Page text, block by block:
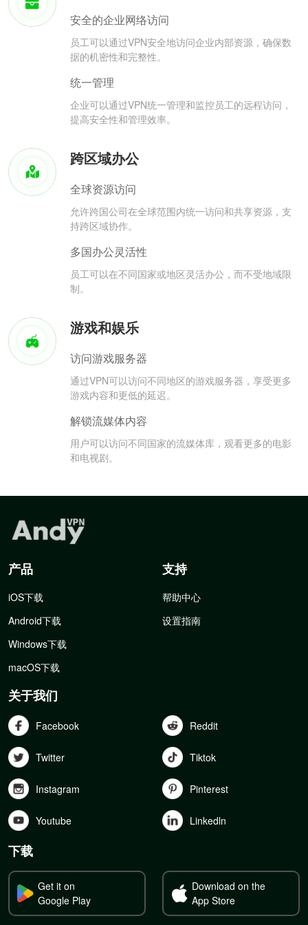
安全的企业网络访问
员工可以通过VPN安全地访问企业内部资源，确保数
据的机密性和完整性。
统一管理
企业可以通过VPN统一管理和监控员工的远程访问，
提高安全性和管理效率。
跨区域办公
全球资源访问
允许跨国公司在全球范围内统一访问和共享资源，支
持跨区域协作。
多国办公灵活性
员工可以在不同国家或地区灵活办公，而不受地域限
制。
游戏和娱乐
访问游戏服务器
通过VPN可以访问不同地区的游戏服务器，享受更多
游戏内容和更低的延迟。
解锁流媒体内容
用户可以访问不同国家的流媒体库，观看更多的电影
和电视剧。
产品
iOS下载
Android下载
Windows下载
macOS下载
支持
帮助中心
设置指南
关于我们
Facebook Reddit
Twitter Tiktok
Instagram Pinterest
Youtube Linkedln
下载
Get it on
Google Play
Download on the
App Store